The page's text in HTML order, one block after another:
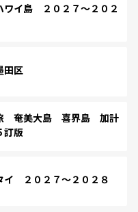
イ島 ２０２７～２０２
区
奄美大島 喜界島 加計
訂版
２０２７～２０２８